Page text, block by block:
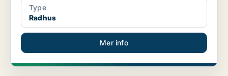
Type
Radhus
Mer info